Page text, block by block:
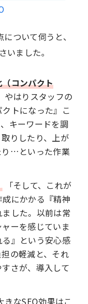
ついて伺うと、
いました。
コンパクト
やはりスタッフの
トになった』こ
キーワードを調
りしたり、上が
り…といった作業
「そして、これが
にかかる『精神
した。以前は常
ーを感じていま
』という安心感
の軽減と、それ
さが、導入して
きなSEO効果はこ